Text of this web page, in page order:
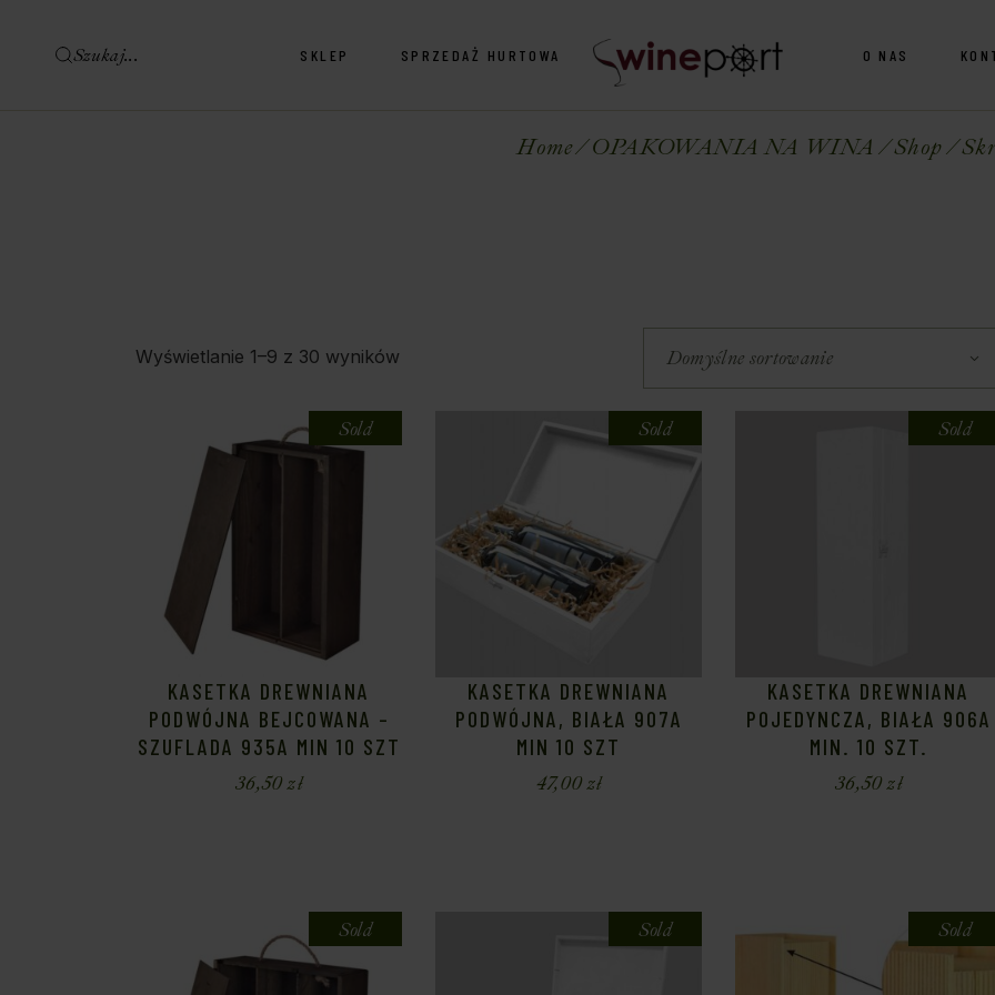
SKLEP SPRZEDAŻ HURTOWA O NAS
Sklep Wina & Alkohole
Home OPAKOWANIA NA WINA Shop
Wyświetlanie 1–9 z 30 wyników Domyślne sortowanie
Sold
KASETKA DREWNIANA
PODWÓJNA BEJCOWANA –
SZUFLADA 935A MIN 10 SZT
36,50zł
Sold
KASETKA DREWNIANA
PODWÓJNA, BIAŁA 907A
MIN 10 SZT
47,00zł
Sold
KASETKA DREWNIANA
POJEDYNCZA, BIAŁA 906A
MIN. 10 SZT.
36,50zł
Sold Sold Sold